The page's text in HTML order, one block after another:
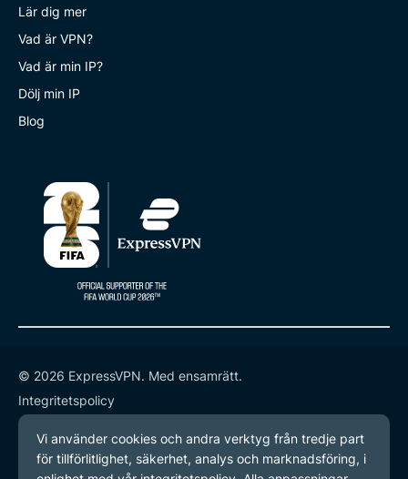
Lär dig mer
Vad är VPN?
Vad är min IP?
Dölj min IP
Blog
© 2026 ExpressVPN. Med ensamrätt.
Integritetspolicy
Användarvillkor
Inställningar för cookies